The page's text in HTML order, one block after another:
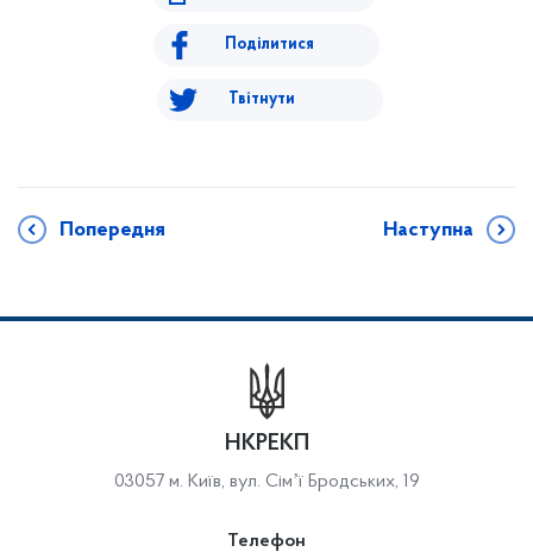
Поділитися
Твітнути
Попередня Наступна
НКРЕКП
03057 м. Київ, вул. Сімʼї Бродських, 19
Телефон